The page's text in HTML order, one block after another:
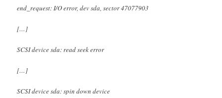
end_request: I/O error, dev sda, sector 47077903
[…]
SCSI device sda: read seek error
[…]
SCSI device sda: spin down device